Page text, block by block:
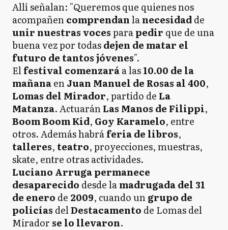
Allí señalan: "Queremos que quienes nos
acompañencomprendanlanecesidadde
unir nuestras vocesparapedir que de una
buena vez por todasdejen de matar el
futuro de tantos jóvenes".
Elfestival comenzaráa las10.00 de la
mañanaenJuan Manuel de Rosas al 400,
Lomas del Mirador, partido de La
Matanza. ActuaránLas Manos de Filippi,
Boom Boom Kid, Goy Karamelo, entre
otros. Además habráferia de libros,
talleres, teatro, proyecciones, muestras,
skate, entre otras actividades.
Luciano Arruga permanece
desaparecido desde lamadrugada del 31
de enero de 2009, cuando ungrupo de
policías delDestacamento de Lomas del
Mirador se lo llevaron.